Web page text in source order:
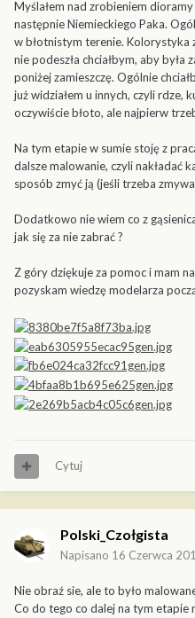
Myślałem nad zrobieniem
następnie Niemieckiego Paka.
w błotnistym terenie. Kolorystyka
nie podeszła chciałbym, aby
poniżej zamieszczę. Ogólnie
już widziałem u innych, czyli rdze,
oczywiście błoto, ale najpierw
Na tym etapie w sumie stoję z
dalsze malowanie, czyli nakładać
sposób zmyć ją (jeśli trzeba
Dodatkowo nie wiem co z
jak się za nie zabrać ?
Z góry dziękuje za pomoc i mam
pozyskam wiedzę modelarza
Cytuj
Polski_Czołgista
Napisano 16 Czerwca
Nie obraź sie, ale to było
Co do tego co dalej na tym etapie